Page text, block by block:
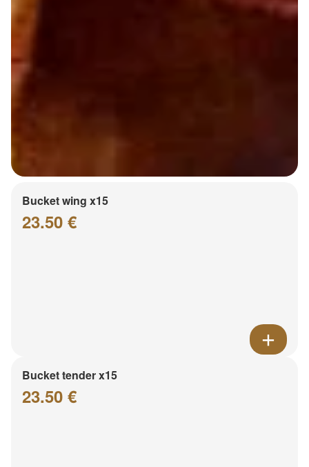
Bucket wing x15
23.50 €
Bucket tender x15
23.50 €